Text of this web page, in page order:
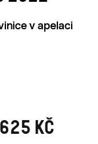
v apelaci
625 KČ